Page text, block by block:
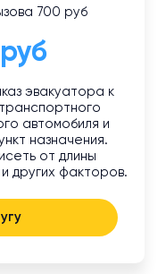
700 руб
эвакуатора к
автомобиля и
назначения.
от длины
других факторов.
услугу